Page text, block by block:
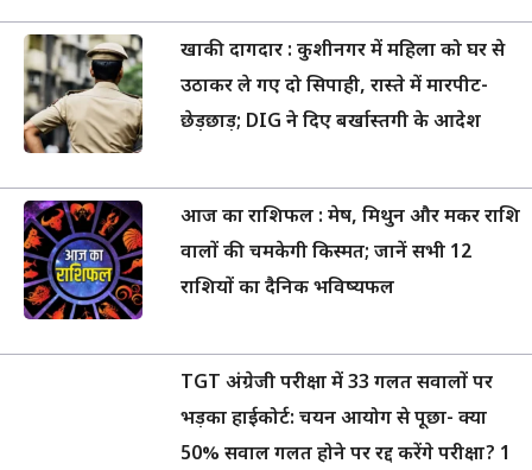
खाकी दागदार : कुशीनगर में महिला को घर से
उठाकर ले गए दो सिपाही, रास्ते में मारपीट-
छेड़छाड़; DIG ने दिए बर्खास्तगी के आदेश
आज का राशिफल : मेष, मिथुन और मकर राशि
वालों की चमकेगी किस्मत; जानें सभी 12
राशियों का दैनिक भविष्यफल
TGT अंग्रेजी परीक्षा में 33 गलत सवालों पर
भड़का हाईकोर्ट: चयन आयोग से पूछा- क्या
50% सवाल गलत होने पर रद्द करेंगे परीक्षा? 1